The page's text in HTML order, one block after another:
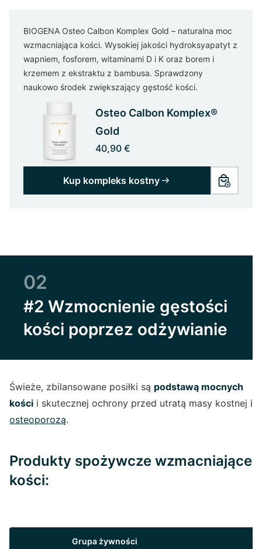
BIOGENA Osteo Calbon Komplex Gold – naturalna moc
wzmacniająca kości. Wysokiej jakości hydroksyapatyt z
wapniem, fosforem, witaminami D i K oraz borem i
krzemem z ekstraktu z bambusa. Sprawdzony
naukowo środek zwiększający gęstość kości.
Osteo Calbon Komplex®
Gold
40,90 €
Kup kompleks kostny
02
#2 Wzmocnienie gęstości
kości poprzez odżywianie
Świeże, zbilansowane posiłki są podstawą mocnych
kości i skutecznej ochrony przed utratą masy kostnej i
osteoporozą.
Produkty spożywcze wzmacniające
kości:
Grupa żywności